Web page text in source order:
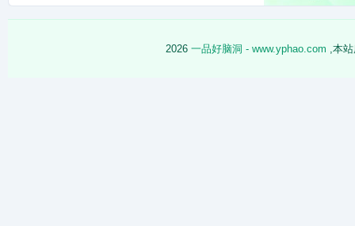
2026 一品好脑洞 - www.yphao.com ,本